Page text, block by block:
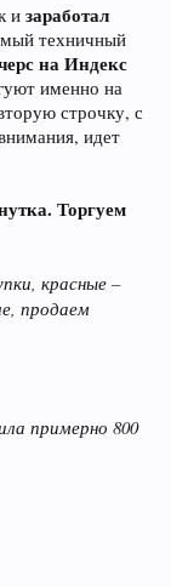
и заработал
техничный
на Индекс
именно на
строчку, с
идет
Торгуем
красные –
продаем
примерно 800